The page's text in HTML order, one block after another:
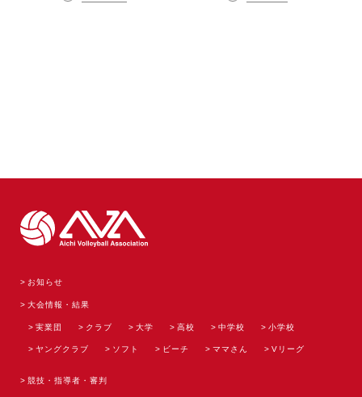
お知らせ
大会情報・結果
実業団 クラブ 大学 高校 中学校 小学校
ヤングクラブ ソフト ビーチ ママさん Vリーグ
競技・指導者・審判